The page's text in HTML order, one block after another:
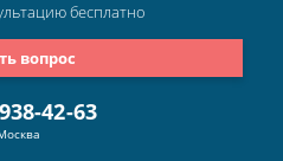
42-63
вопрос
бесплатно